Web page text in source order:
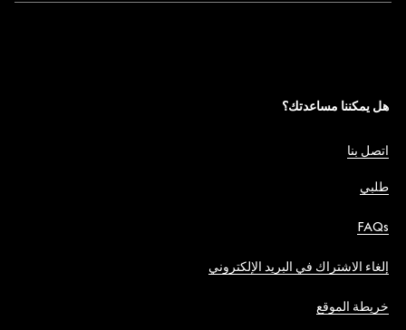
هل يمكننا مساعدتك؟
اتصل بنا
طلبي
FAQs
إلغاء الاشتراك في البريد الإلكتروني
خريطة الموقع